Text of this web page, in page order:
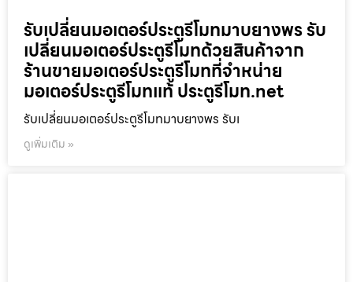
รับเปลี่ยนมอเตอร์ประตูรีโมทมาบยางพร รับ
เปลี่ยนมอเตอร์ประตูรีโมทด้วยสินค้าจาก
ร้านขายมอเตอร์ประตูรีโมทที่จำหน่าย
มอเตอร์ประตูรีโมทแท้ ประตูรีโมท.net
รับเปลี่ยนมอเตอร์ประตูรีโมทมาบยางพร รับเ
ดูเพิ่มเติม »